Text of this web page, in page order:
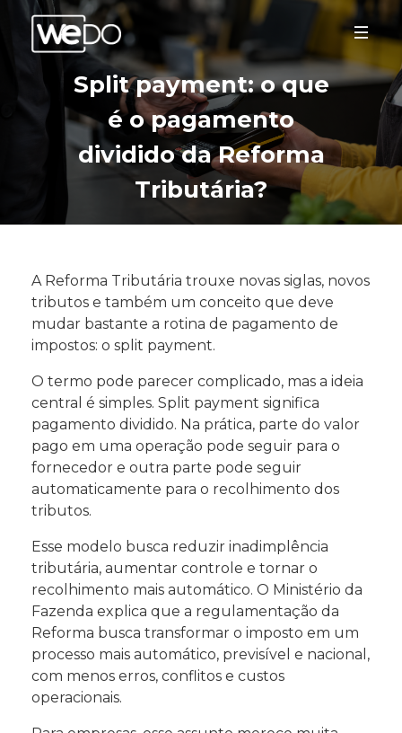
Split payment: o que
é o pagamento
dividido da Reforma
Tributária?
A Reforma Tributária trouxe novas siglas, novos
tributos e também um conceito que deve
mudar bastante a rotina de pagamento de
impostos: o split payment.
O termo pode parecer complicado, mas a ideia
central é simples. Split payment significa
pagamento dividido. Na prática, parte do valor
pago em uma operação pode seguir para o
fornecedor e outra parte pode seguir
automaticamente para o recolhimento dos
tributos.
Esse modelo busca reduzir inadimplência
tributária, aumentar controle e tornar o
recolhimento mais automático. O Ministério da
Fazenda explica que a regulamentação da
Reforma busca transformar o imposto em um
processo mais automático, previsível e nacional,
com menos erros, conflitos e custos
operacionais.